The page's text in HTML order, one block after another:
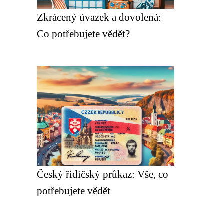
Zkrácený úvazek a dovolená:
Co potřebujete vědět?
Český řidičský průkaz: Vše, co
potřebujete vědět